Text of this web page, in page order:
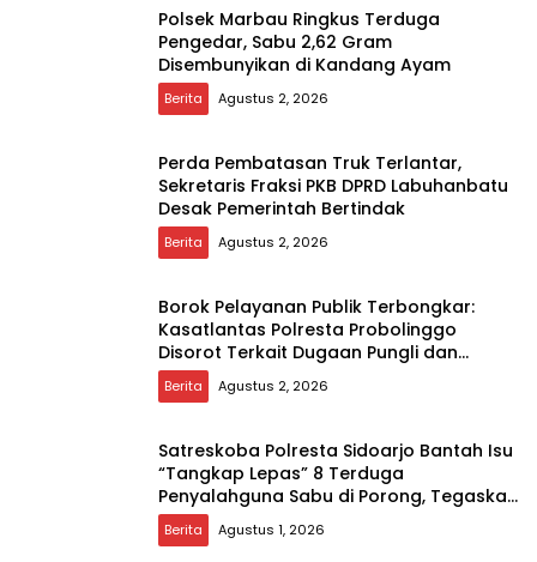
Polsek Marbau Ringkus Terduga
Pengedar, Sabu 2,62 Gram
Disembunyikan di Kandang Ayam
Berita Agustus 2, 2026
Perda Pembatasan Truk Terlantar,
Sekretaris Fraksi PKB DPRD Labuhanbatu
Desak Pemerintah Bertindak
Berita Agustus 2, 2026
Borok Pelayanan Publik Terbongkar:
Kasatlantas Polresta Probolinggo
Disorot Terkait Dugaan Pungli dan
Setoran Rutin
Berita Agustus 2, 2026
Satreskoba Polresta Sidoarjo Bantah Isu
“Tangkap Lepas” 8 Terduga
Penyalahguna Sabu di Porong, Tegaskan
Informasi Tidak Benar
Berita Agustus 1, 2026